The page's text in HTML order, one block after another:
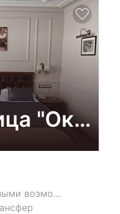
Для гостей с ограниченными возможностями